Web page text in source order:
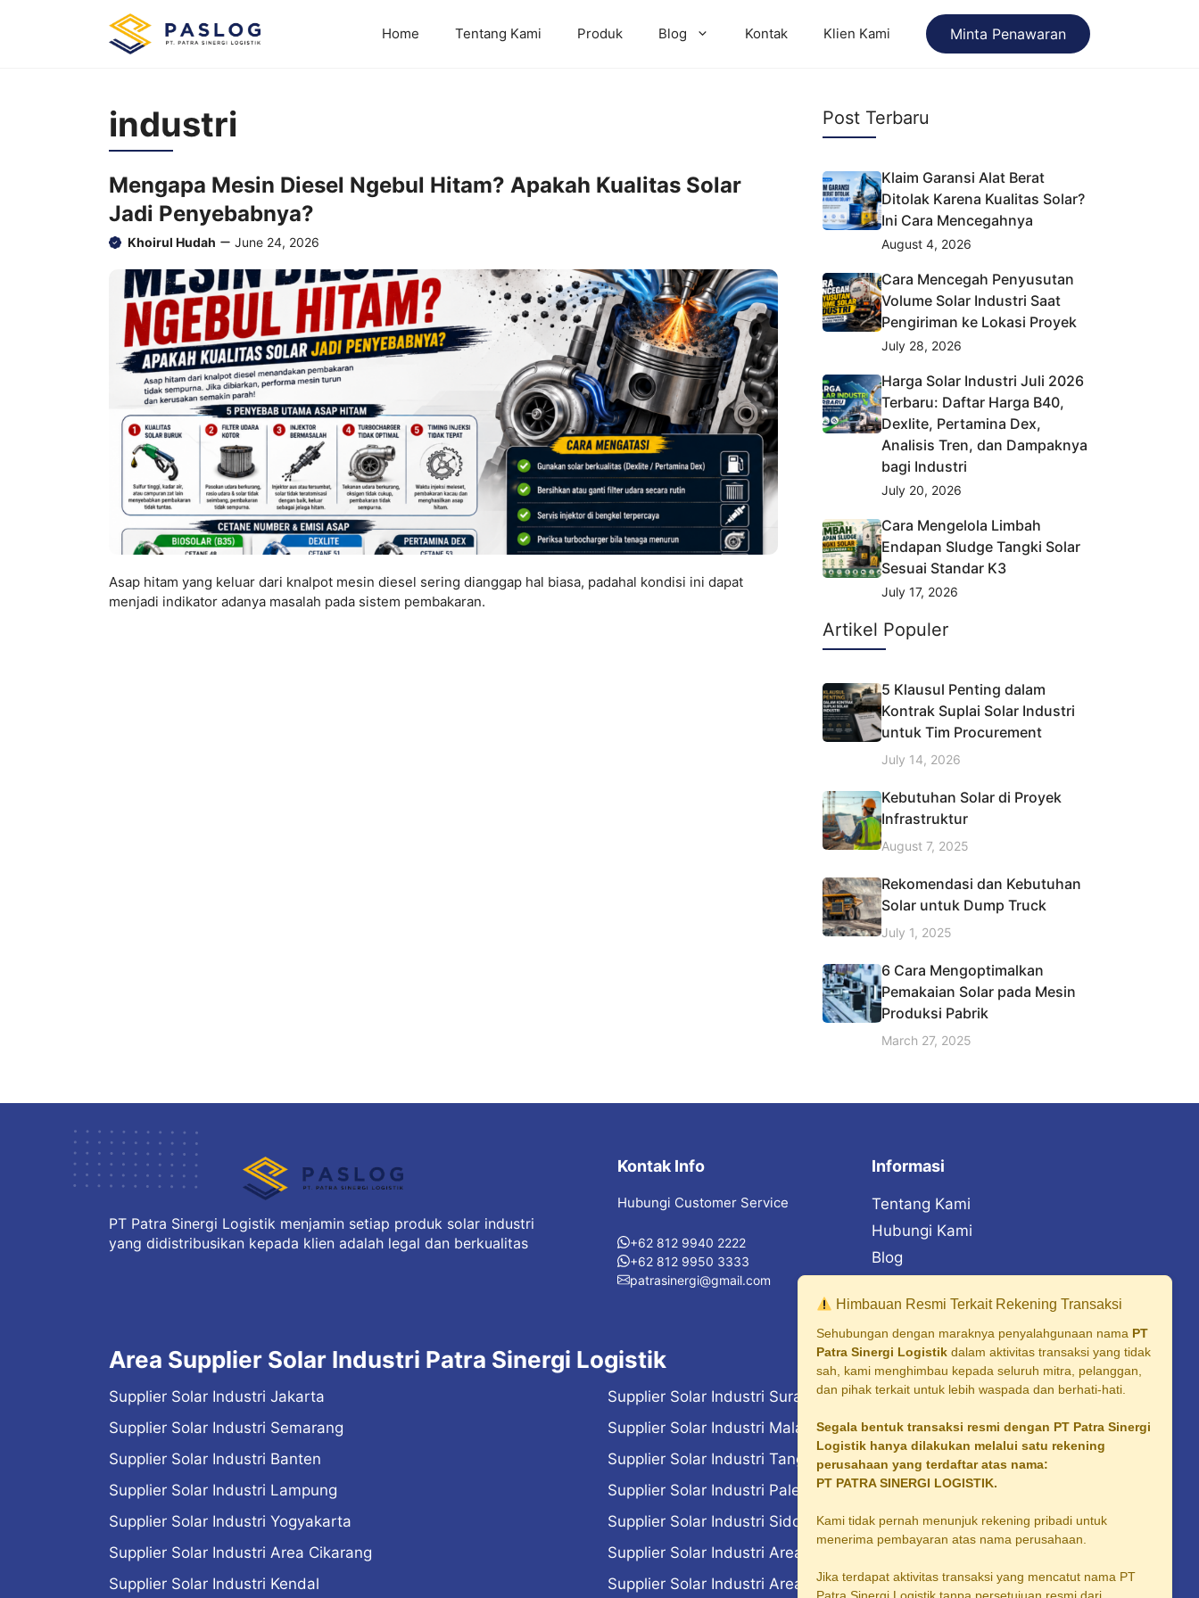
Home Tentang Kami Produk Blog Kontak Klien Kami Minta Penawaran
industri
Mengapa Mesin Diesel Ngebul Hitam? Apakah Kualitas Solar
Jadi Penyebabnya?
Khoirul Hudah June 24, 2026
Asap hitam yang keluar dari knalpot mesin diesel sering dianggap hal biasa, padahal kondisi ini dapat
menjadi indikator adanya masalah pada sistem pembakaran.
Post Terbaru
Klaim Garansi Alat Berat
Ditolak Karena Kualitas Solar?
Ini Cara Mencegahnya
August 4, 2026
Cara Mencegah Penyusutan
Volume Solar Industri Saat
Pengiriman ke Lokasi Proyek
July 28, 2026
Harga Solar Industri Juli 2026
Terbaru: Daftar Harga B40,
Dexlite, Pertamina Dex,
Analisis Tren, dan Dampaknya
bagi Industri
July 20, 2026
Cara Mengelola Limbah
Endapan Sludge Tangki Solar
Sesuai Standar K3
July 17, 2026
Artikel Populer
5 Klausul Penting dalam
Kontrak Suplai Solar Industri
untuk Tim Procurement
July 14, 2026
Kebutuhan Solar di Proyek
Infrastruktur
August 7, 2025
Rekomendasi dan Kebutuhan
Solar untuk Dump Truck
July 1, 2025
6 Cara Mengoptimalkan
Pemakaian Solar pada Mesin
Produksi Pabrik
March 27, 2025
PT Patra Sinergi Logistik menjamin setiap produk solar industri
yang didistribusikan kepada klien adalah legal dan berkualitas
Kontak Info
Hubungi Customer Service
+62 812 9940 2222
+62 812 9950 3333
patrasinergi@gmail.com
Informasi
Tentang Kami
Hubungi Kami
Blog
Area Supplier Solar Industri Patra Sinergi Logistik
Supplier Solar Industri Jakarta
Supplier Solar Industri Semarang
Supplier Solar Industri Banten
Supplier Solar Industri Lampung
Supplier Solar Industri Yogyakarta
Supplier Solar Industri Area Cikarang
Supplier Solar Industri Kendal
Supplier Solar Industri Surabaya
Supplier Solar Industri Malang
Supplier Solar Industri Tangerang
Supplier Solar Industri Palembang
Supplier Solar Industri Sidoarjo
Supplier Solar Industri Area Karawang
Supplier Solar Industri Area Bogor
Himbauan Resmi Terkait Rekening Transaksi
Sehubungan dengan maraknya penyalahgunaan nama PT
Patra Sinergi Logistik dalam aktivitas transaksi yang tidak
sah, kami menghimbau kepada seluruh mitra, pelanggan,
dan pihak terkait untuk lebih waspada dan berhati-hati.
Segala bentuk transaksi resmi dengan PT Patra Sinergi
Logistik hanya dilakukan melalui satu rekening
perusahaan yang terdaftar atas nama:
PT PATRA SINERGI LOGISTIK.
Kami tidak pernah menunjuk rekening pribadi untuk
menerima pembayaran atas nama perusahaan.
Jika terdapat aktivitas transaksi yang mencatut nama PT